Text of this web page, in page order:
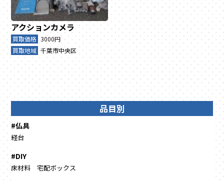
アクションカメラ
買取価格 3000円
買取地域 千葉市中央区
品目別
#仏具
経台
#DIY
床材料 宅配ボックス